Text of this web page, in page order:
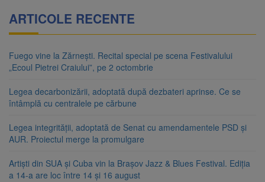
ARTICOLE RECENTE
Fuego vine la Zărnești. Recital special pe scena Festivalului
„Ecoul Pietrei Craiului”, pe 2 octombrie
Legea decarbonizării, adoptată după dezbateri aprinse. Ce se
întâmplă cu centralele pe cărbune
Legea integrității, adoptată de Senat cu amendamentele PSD și
AUR. Proiectul merge la promulgare
Artiști din SUA și Cuba vin la Brașov Jazz & Blues Festival. Ediția
a 14-a are loc între 14 și 16 august